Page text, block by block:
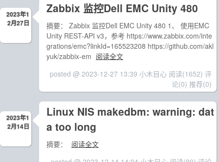
2023年1
2月27日
Zabbix 监控Dell EMC Unity 480
摘要： Zabbix 监控Dell EMC Unity 480 1、 使用EMC
Unity REST-API v3，参考 https://www.zabbix.com/inte
grations/emc?linkId=165523208 https://github.com/akl
yuk/zabbix-em 阅读全文
posted @ 2023-12-27 13:39 小木目心 阅读(1652) 评
论(0) 推荐(0)
2023年1
2月14日
Linux NIS makedbm: warning: dat
a too long
摘要：
阅读全文